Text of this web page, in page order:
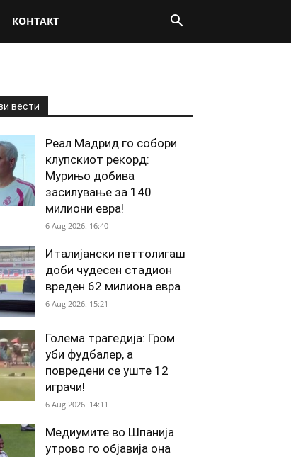
КОНТАКТ
вести
Реал Мадрид го собори
клупскиот рекорд:
Мурињо добива
засилување за 140
милиони евра!
6 Aug 2026. 16:40
Италијански петтолигаш
доби чудесен стадион
вреден 62 милиона евра
6 Aug 2026. 15:21
Голема трагедија: Гром
уби фудбалер, а
повредени се уште 12
играчи!
6 Aug 2026. 14:11
Медиумите во Шпанија
утрово го објавија она